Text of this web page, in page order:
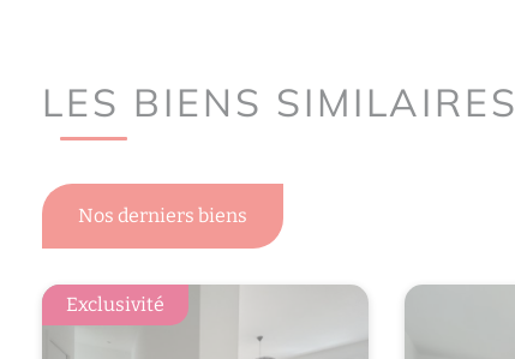
LES BIENS SIMILAIRES
Nos derniers biens
Exclusivité